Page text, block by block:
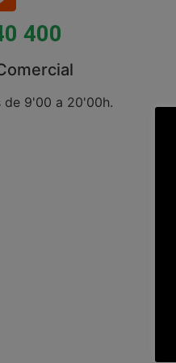
400
de 9'00 a 20'00h.